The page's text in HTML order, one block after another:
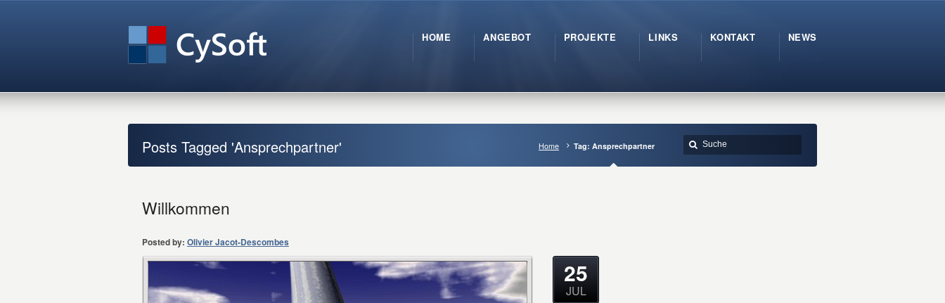
HOME ANGEBOT PROJEKTE LINKS KONTAKT NEWS
Posts Tagged 'Ansprechpartner' Home Tag: Ansprechpartner
Willkommen
Posted by: Olivier Jacot-Descombes
25
JUL